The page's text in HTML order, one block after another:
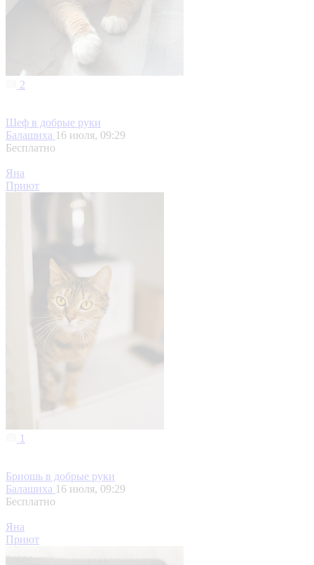
2
Шеф в добрые руки
Балашиха 16 июля, 09:29
Бесплатно
Яна
Приют
1
Бриошь в добрые руки
Балашиха 16 июля, 09:29
Бесплатно
Яна
Приют